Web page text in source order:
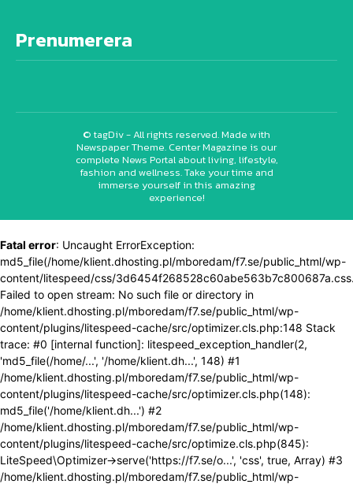
Prenumerera
© tagDiv - All rights reserved. Made with
Newspaper Theme. Center Magazine is our
complete News Portal about living, lifestyle,
fashion and wellness. Take your time and
immerse yourself in this amazing
experience!
Fatal error: Uncaught ErrorException:
md5_file(/home/klient.dhosting.pl/mboredam/f7.se/public_html/wp-
content/litespeed/css/
Failed to open stream: No such file or directory in
/home/klient.dhosting.pl/mboredam/f7.se/public_html/wp-
content/plugins/litespeed-cache/src/optimizer.cls.php:148 Stack
trace: #0 [internal function]: litespeed_exception_handler(2,
'md5_file(/home/...', '/home/klient.dh...', 148) #1
/home/klient.dhosting.pl/mboredam/f7.se/public_html/wp-
content/plugins/litespeed-cache/src/optimizer.cls.php(148):
md5_file('/home/klient.dh...') #2
/home/klient.dhosting.pl/mboredam/f7.se/public_html/wp-
content/plugins/litespeed-cache/src/optimize.cls.php(845):
LiteSpeed\Optimizer->serve('https://f7.se/o...', 'css', true, Array) #3
/home/klient.dhosting.pl/mboredam/f7.se/public_html/wp-